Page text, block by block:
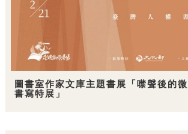
圖書室作家文庫主題書展「噤聲後的
書寫特展」